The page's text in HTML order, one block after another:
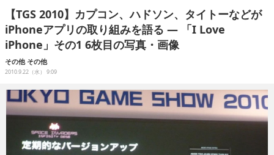
企業動向
人材育成
産業政策
連載
イベント/セミナー
eスポーツ
【TGS 2010】カプコン、ハドソン、タイトーなどが
iPhoneアプリの取り組みを語る ― 「I Love
iPhone」その1 6枚目の写真・画像
その他 その他
2010.9.22（水） 9:09